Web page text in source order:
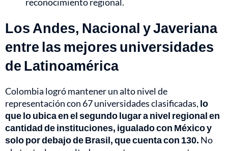
Los Andes, Nacional y Javeriana
entre las mejores universidades
de Latinoamérica
Colombia logró mantener un alto nivel de
representación con 67 universidades clasificadas, lo
que lo ubica en el segundo lugar a nivel regional en
cantidad de instituciones, igualado con México y
solo por debajo de Brasil, que cuenta con 130. No